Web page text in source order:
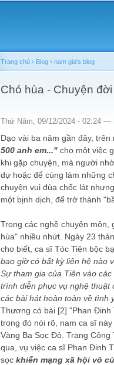
You are here
Trang chủ › Blog › nam gia's blog
Chó hùa - Chuyện
Thứ Năm, 09/12/2024 - 02:24 —
Dạo vài ba năm gần đây,
500 anh em..." cho một việc
khi gặp chuyện, mà người
dự hoặc để cùng làm những
chuyện vui đùa chốc lát
một bịnh dịch, để trở thành
Trong các nghề chuyên
hùa" nhiều nhứt. Ngày 23
cho biết, ca sĩ Tóc Tiên bộc
bao giờ có bất kỳ liên hệ nào
Sự tham gia của Tiên vào
trình diễn phục vụ nghệ thuật
các bài hát hoàn toàn về tình
Thương có bài [2] "Phan
trong đó nói rõ, nam ca sĩ
Vàng Ba Sọc Đỏ. Trang
qua, vụ việc ca sĩ Phan Đinh
sọc khiến mạng xã hội vô